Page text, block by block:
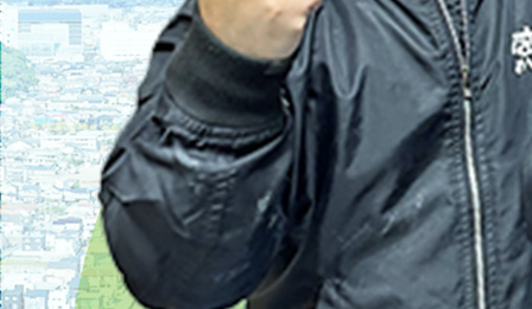
遺品整理と不用品回収の違いとは？